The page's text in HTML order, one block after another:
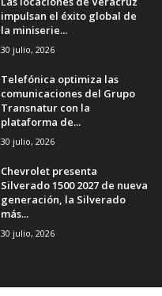
impulsan el éxito global de
la miniserie...
30 julio, 2026
Telefónica optimiza las
comunicaciones del Grupo
Transnatur con la
plataforma de...
30 julio, 2026
Chevrolet presenta
Silverado 1500 2027 de nueva
generación, la Silverado
más...
30 julio, 2026